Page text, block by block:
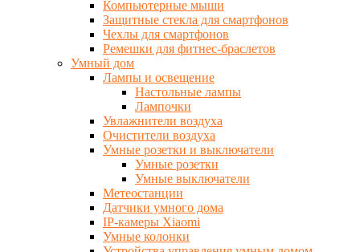
Компьютерные мыши
Защитные стекла для смартфонов
Чехлы для смартфонов
Ремешки для фитнес-браслетов
Умный дом
Лампы и освещение
Настольные лампы
Лампочки
Увлажнители воздуха
Очистители воздуха
Умные розетки и выключатели
Умные розетки
Умные выключатели
Метеостанции
Датчики умного дома
IP-камеры Xiaomi
Умные колонки